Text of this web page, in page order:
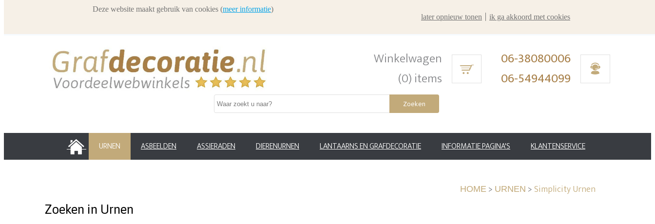
Winkelwagen
(0) items
06-38080006
06-54944099
Zoeken
HOME URNEN ASBEELDEN ASSIERADEN DIERENURNEN LANTAARNS EN GRAFDECORATIE INFORMATIE PAGINA'S KLANTENSERVICE
HOME > URNEN >Simplicity Urnen
Zoeken in Urnen
Deze website maakt gebruik van cookies (meer informatie)
later opnieuw tonen
ik ga akkoord met cookies